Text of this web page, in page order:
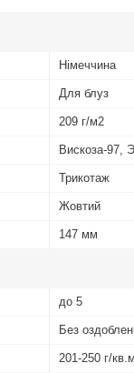
Німеччина
Для блуз
209 г/м2
Вискоза-97,
Трикотаж
Жовтий
147 мм
до 5
Без
201-250 г/